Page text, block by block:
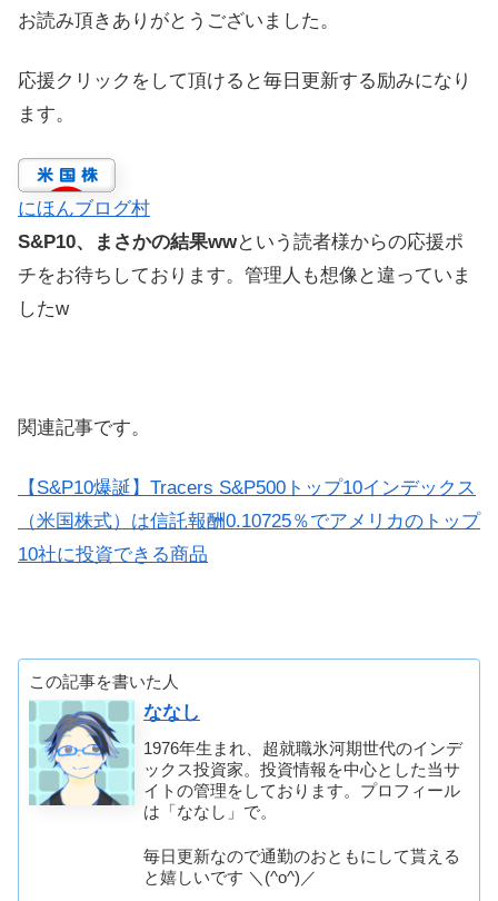
お読み頂きありがとうございました。
応援クリックをして頂けると毎日更新する励みになり
ます。
にほんブログ村
S&P10、まさかの結果wwという読者様からの応援ポ
チをお待ちしております。管理人も想像と違っていま
したw
関連記事です。
【S&P10爆誕】Tracers S&P500トップ10インデックス
（米国株式）は信託報酬0.10725％でアメリカのトップ
10社に投資できる商品
この記事を書いた人
ななし
1976年生まれ、超就職氷河期世代のインデ
ックス投資家。投資情報を中心とした当サ
イトの管理をしております。プロフィール
は「ななし」で。
毎日更新なので通勤のおともにして貰える
と嬉しいです ＼(^o^)／